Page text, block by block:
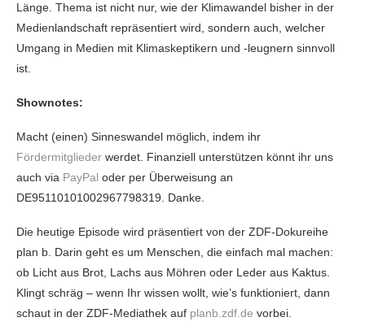
Länge. Thema ist nicht nur, wie der Klimawandel bisher in der
Medienlandschaft repräsentiert wird, sondern auch, welcher
Umgang in Medien mit Klimaskeptikern und -leugnern sinnvoll
ist.
Shownotes:
Macht (einen) Sinneswandel möglich, indem ihr
Fördermitglieder werdet. Finanziell unterstützen könnt ihr uns
auch via PayPal oder per Überweisung an
DE95110101002967798319. Danke.
Die heutige Episode wird präsentiert von der ZDF-Dokureihe
plan b. Darin geht es um Menschen, die einfach mal machen:
ob Licht aus Brot, Lachs aus Möhren oder Leder aus Kaktus.
Klingt schräg – wenn Ihr wissen wollt, wie’s funktioniert, dann
schaut in der ZDF-Mediathek auf planb.zdf.de vorbei.